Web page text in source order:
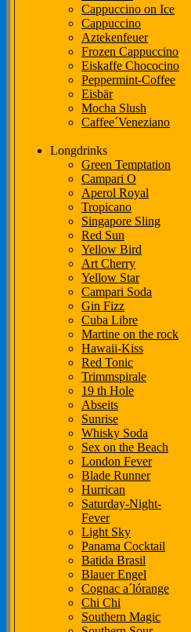
Cappuccino on Ice
Cappuccino
Aztekenfeuer
Frozen Cappuccino
Eiskaffe Chococino
Peppermint-Coffee
Eisbär
Mocha Slush
Caffee´Veneziano
Longdrinks
Green Temptation
Campari O
Aperol Royal
Tropicano
Singapore Sling
Red Sun
Yellow Bird
Art Cherry
Yellow Star
Campari Soda
Gin Fizz
Cuba Libre
Martine on the rock
Hawaii-Kiss
Red Tonic
Trimmspirale
19 th Hole
Abseits
Sunrise
Whisky Soda
Sex on the Beach
London Fever
Blade Runner
Hurrican
Saturday-Night-
Fever
Light Sky
Panama Cocktail
Batida Brasil
Blauer Engel
Cognac a´lórange
Chi Chi
Southern Magic